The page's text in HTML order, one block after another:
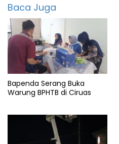
Berita
featured
banten
Jokowidodo
Pj
Presiden
Baca Juga
Bapenda Serang Buka
Warung BPHTB di Ciruas